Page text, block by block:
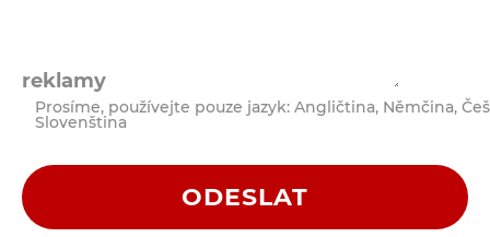
reklamy
Prosíme, používejte pouze jazyk: Angličtina, Němčina,
Slovenština
ODESLAT